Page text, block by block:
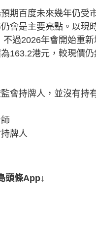
百度未來幾年仍受市
會是主要亮點。以現
不過2026年會開始重
163.2港元，較現價
持牌人，並沒有持有
牌人
頭條App↓